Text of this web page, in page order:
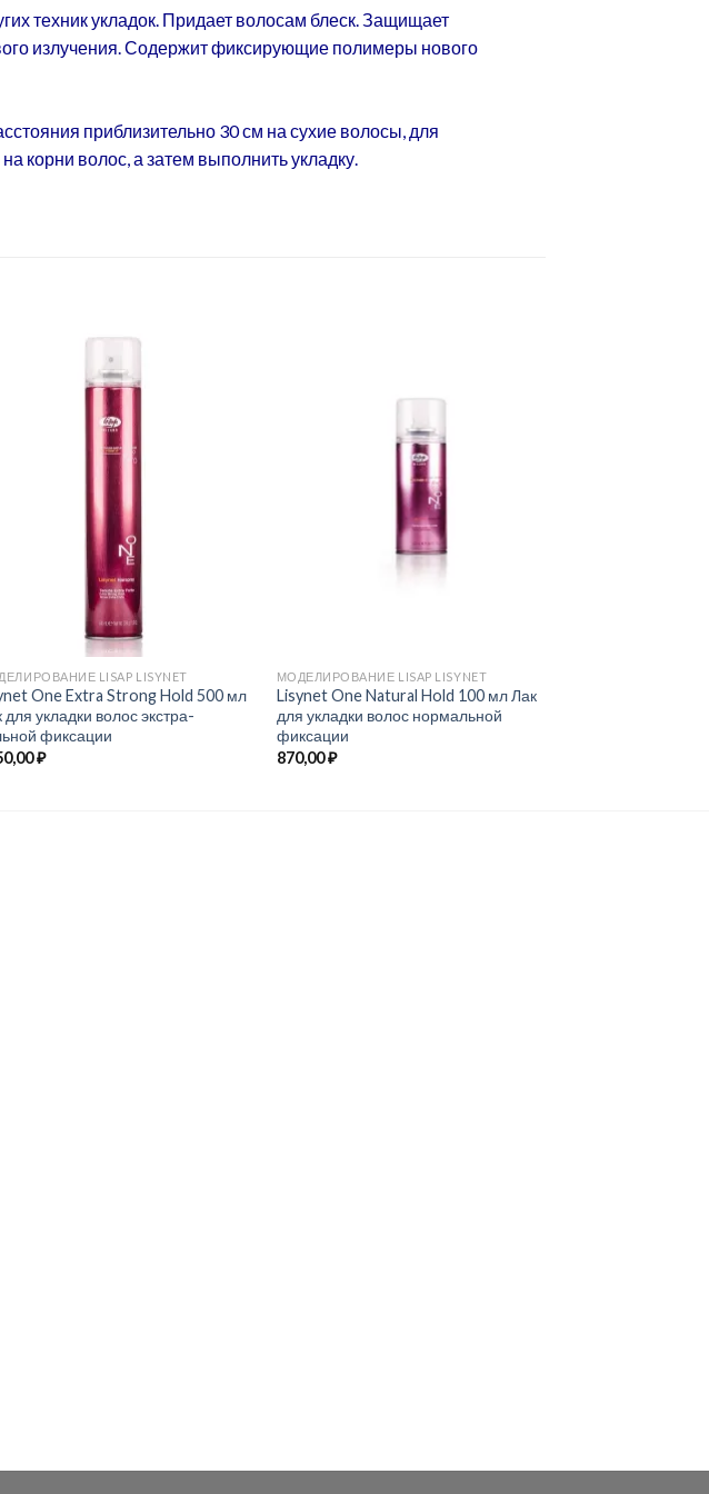
техник укладок. Придает волосам блеск. Защищает
излучения. Содержит фиксирующие полимеры нового
приблизительно 30 см на сухие волосы, для
корни волос, а затем выполнить укладку.
LISAP LISYNET
One Extra Strong Hold 500 мл
для укладки волос экстра-
фиксации
₽
МОДЕЛИРОВАНИЕ LISAP LISYNET
Lisynet One Natural Hold 100 мл Лак
для укладки волос нормальной
фиксации
870,00₽